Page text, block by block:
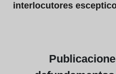
interlocutores